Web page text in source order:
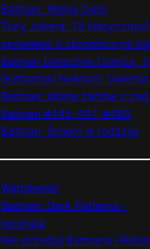
Batman: Wojna Cieni
Tuzy Jokera: 13
opowieści o zbrodniczym
Batman Detective Comics,
Gothamski Nokturn:
Batman: Wojna żartów z
Batman #445-447, #480
Batman: Śmierć w rodzinie
Wątpliwość
Batman: Dark Patterns –
recenzja
Nie prześpij Batmana i